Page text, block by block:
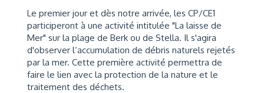
Le premier jour et dès notre arrivée, les CP/CE1
participeront à une activité intitulée "La laisse de
Mer" sur la plage de Berk ou de Stella. Il s'agira
d'observer l’accumulation de débris naturels rejetés
par la mer. Cette première activité permettra de
faire le lien avec la protection de la nature et le
traitement des déchets.